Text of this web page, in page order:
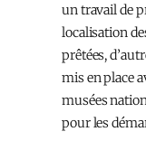
un travail de
localisation
prêtées,
mis en place
musées
pour les